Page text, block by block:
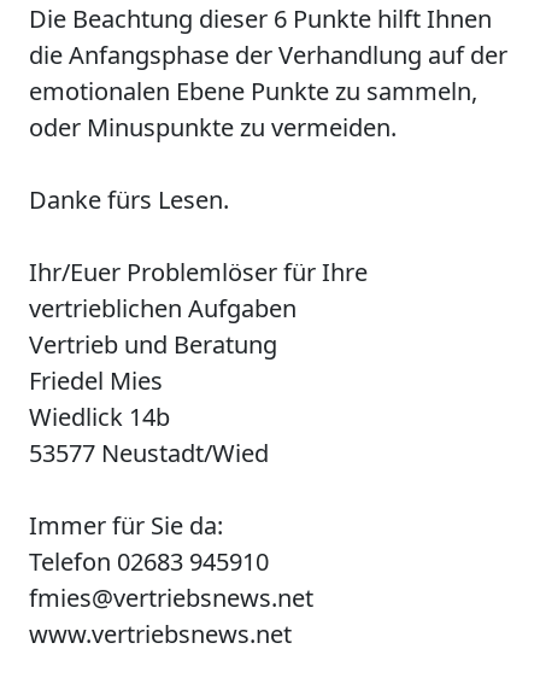
Die Beachtung dieser 6 Punkte hilft Ihnen
die Anfangsphase der Verhandlung auf der
emotionalen Ebene Punkte zu sammeln,
oder Minuspunkte zu vermeiden.
Danke fürs Lesen.
Ihr/Euer Problemlöser für Ihre
vertrieblichen Aufgaben
Vertrieb und Beratung
Friedel Mies
Wiedlick 14b
53577 Neustadt/Wied
Immer für Sie da:
Telefon 02683 945910
fmies@vertriebsnews.net
www.vertriebsnews.net